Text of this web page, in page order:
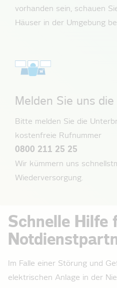
vorhanden sein, schauen
Häuser in der Umgebung
Melden Sie uns
Bitte melden Sie die
kostenfreie Rufnummer
0800 211 25 25
Wir kümmern uns
Wiederversorgung.
Schnelle Hilfe
Im Falle einer Störung und
elektrischen Anlage in der